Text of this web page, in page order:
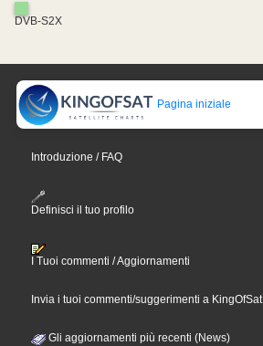
DVB-S2X
Pagina iniziale
Introduzione / FAQ
Definisci il tuo profilo
I Tuoi commenti / Aggiornamenti
Invia i tuoi commenti/suggerimenti a KingOfSat
Gli aggiornamenti più recenti (News)